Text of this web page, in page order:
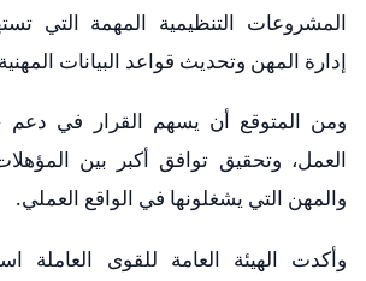
المشروعات التنظيمية المهمة التي
إدارة المهن وتحديث قواعد البيانات
ومن المتوقع أن يسهم القرار في
العمل، وتحقيق توافق أكبر بين
والمهن التي يشغلونها في الواقع العملي.
وأكدت الهيئة العامة للقوى العاملة